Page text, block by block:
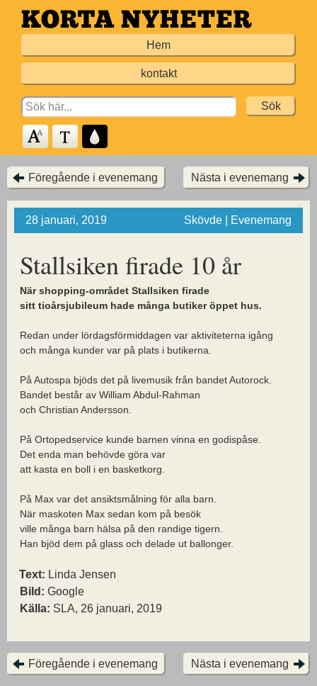
Hoppa
till
Hem
kontakt
Search
for:
Föregående i evenemang Nästa i evenemang
28 januari, 2019 Skövde | Evenemang
Stallsiken firade 10 år
När shopping-området Stallsiken firade
sitt tioårsjubileum hade många butiker öppet hus.
Redan under lördagsförmiddagen var aktiviteterna igång
och många kunder var på plats i butikerna.
På Autospa bjöds det på livemusik från bandet Autorock.
Bandet består av William Abdul-Rahman
och Christian Andersson.
På Ortopedservice kunde barnen vinna en godispåse.
Det enda man behövde göra var
att kasta en boll i en basketkorg.
På Max var det ansiktsmålning för alla barn.
När maskoten Max sedan kom på besök
ville många barn hälsa på den randige tigern.
Han bjöd dem på glass och delade ut ballonger.
Text: Linda Jensen
Bild: Google
Källa: SLA, 26 januari, 2019
Föregående i evenemang Nästa i evenemang